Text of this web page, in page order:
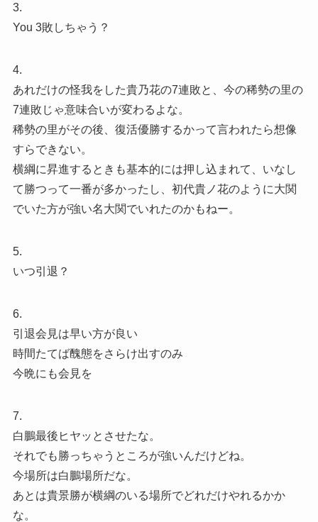
3.
You 3敗しちゃう？
4.
あれだけの怪我をした貴乃花の7連敗と、今の稀勢の里の
7連敗じゃ意味合いが変わるよな。
稀勢の里がその後、復活優勝するかって言われたら想像
すらできない。
横綱に昇進するときも基本的には押し込まれて、いなし
て勝つって一番が多かったし、初代貴ノ花のように大関
でいた方が強い名大関でいれたのかもねー。
5.
いつ引退？
6.
引退会見は早い方が良い
時間たてば醜態をさらけ出すのみ
今晩にも会見を
7.
白鵬最後ヒヤッとさせたな。
それでも勝っちゃうところが強いんだけどね。
今場所は白鵬場所だな。
あとは貴景勝が横綱のいる場所でどれだけやれるかか
な。